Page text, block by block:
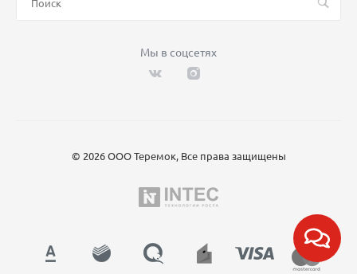
Мы в соцсетях
© 2026 ООО Теремок, Все права защищены